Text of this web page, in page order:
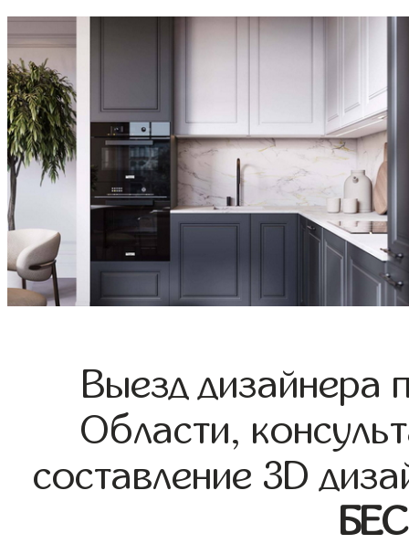
Выезд дизайнера
Области,
составление 3D